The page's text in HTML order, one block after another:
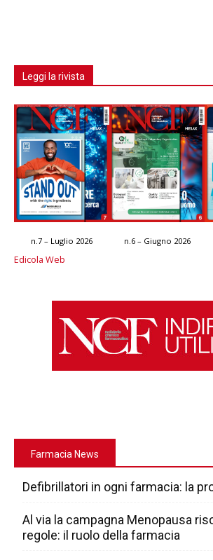
Leggi la rivista
n.7 – Luglio 2026 n.6 – Giugno 2026
Edicola Web
Farmacia News
Defibrillatori in ogni farmacia: la
Al via la campagna Menopausa
regole: il ruolo della farmacia